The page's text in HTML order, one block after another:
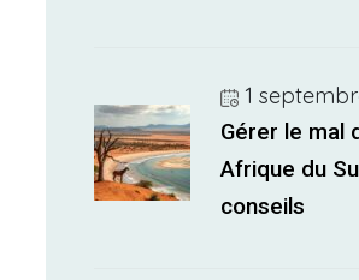
1
Gérer le mal
Afrique du
conseils